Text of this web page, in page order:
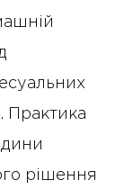
Практика
рішення